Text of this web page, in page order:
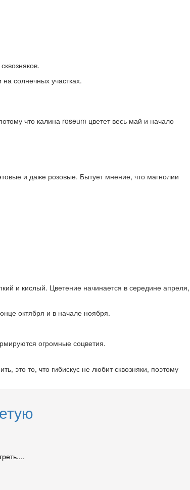
солнечных участках.
что калина roseum цветет весь май и начало
и даже розовые. Бытует мнение, что магнолии
и кислый. Цветение начинается в середине апреля,
октября и в начале ноября.
огромные соцветия.
это то, что гибискус не любит сквозняки, поэтому